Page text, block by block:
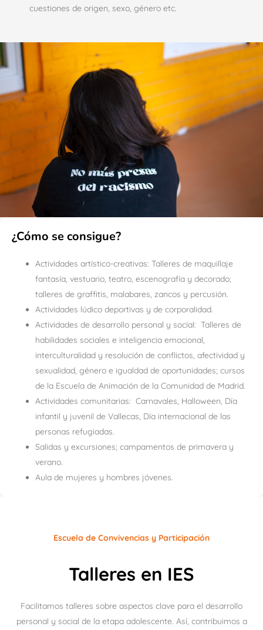
cuestiones de origen, sexo, género etc.
¿Cómo se consigue?
Actividades artístico-creativas: Talleres de maquillaje
fantasía, vestuario, teatro, escenografía y decorado;
talleres de graffitis, malabares, zancos y percusión.
Actividades lúdico deportivas y de corporalidad.
Actividades de desarrollo personal y social: Talleres de
habilidades sociales e inteligencia emocional,
interculturalidad y resolución de conflictos, afectividad y
sexualidad, género e igualdad de oportunidades; cursos
de la Escuela de Animación de la Comunidad de Madrid.
Actividades comunitarias: Carnavales, Halloween, Día
infantil y juvenil de Vallecas, Día internacional de las
personas refugiadas.
Salidas y excursiones; campamentos de primavera y
verano.
Aula de mujeres y hombres jóvenes.
Escuela de Convivencias y Participación
Talleres en IES
Facilitamos talleres sobre aspectos clave para el desarrollo
personal y social de la etapa adolescente. Así, contribuimos a